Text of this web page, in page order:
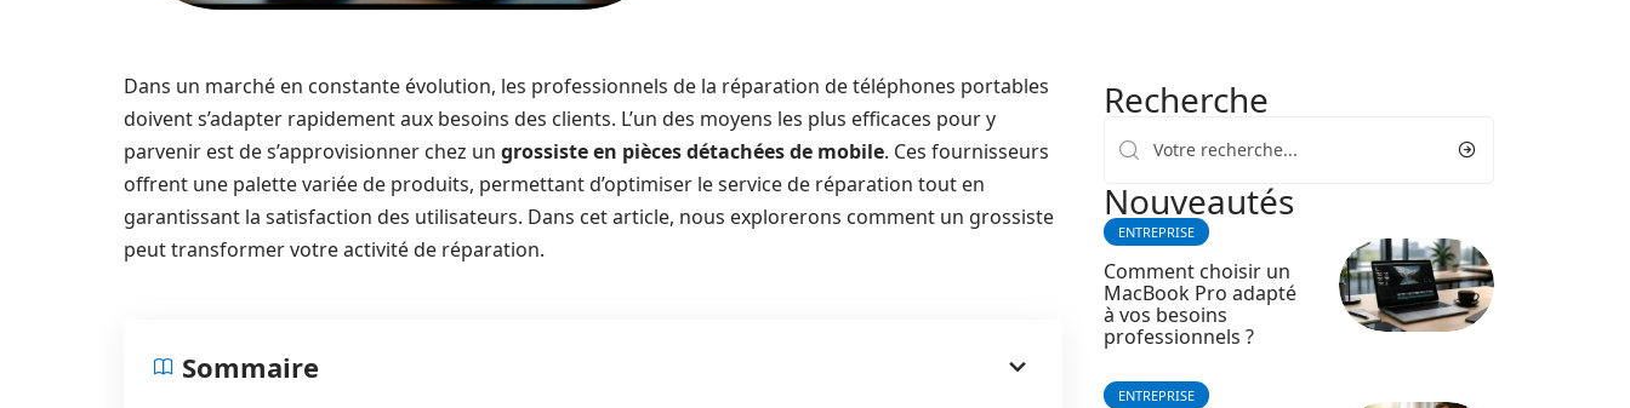
Dans un marché en constante évolution, les professionnels de la réparation de téléphones portables
doivent s’adapter rapidement aux besoins des clients. L’un des moyens les plus efficaces pour y
parvenir est de s’approvisionner chez un grossiste en pièces détachées de mobile. Ces fournisseurs
offrent une palette variée de produits, permettant d’optimiser le service de réparation tout en
garantissant la satisfaction des utilisateurs. Dans cet article, nous explorerons comment un grossiste
peut transformer votre activité de réparation.
Sommaire
Recherche
Nouveautés
ENTREPRISE
Comment choisir un
MacBook Pro adapté
à vos besoins
professionnels ?
ENTREPRISE